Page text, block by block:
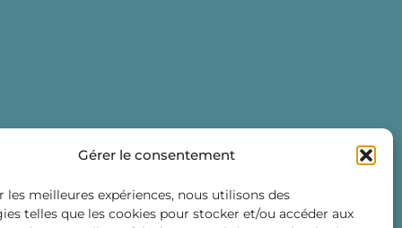
Gérer le consentement
les meilleures expériences, nous utilisons des
telles que les cookies pour stocker et/ou accéder aux